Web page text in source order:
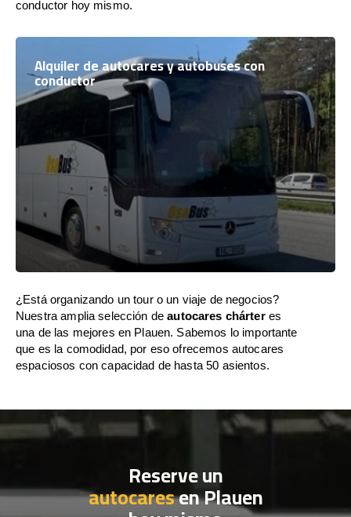
conductor hoy mismo.
Alquiler de autocares y autobuses con
conductor
¿Está organizando un tour o un viaje de negocios?
Nuestra amplia selección deautocares chárteres
una de las mejores en Plauen. Sabemos lo importante
que es la comodidad, por eso ofrecemos autocares
espaciosos con capacidad de hasta 50 asientos.
Reserve un
autocaresen Plauen